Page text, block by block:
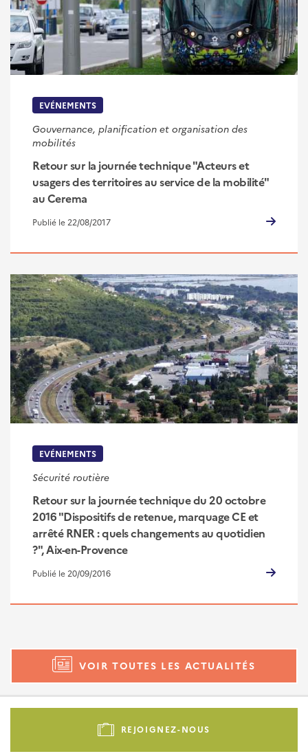
EVÉNEMENTS
Gouvernance, planification et organisation des
mobilités
Retour sur la journée technique "Acteurs et
usagers des territoires au service de la mobilité"
au Cerema
Publié le 22/08/2017
EVÉNEMENTS
Sécurité routière
Retour sur la journée technique du 20 octobre
2016 "Dispositifs de retenue, marquage CE et
arrêté RNER : quels changements au quotidien
?", Aix-en-Provence
Publié le 20/09/2016
VOIR TOUTES LES ACTUALITÉS
Pied
REJOIGNEZ-NOUS